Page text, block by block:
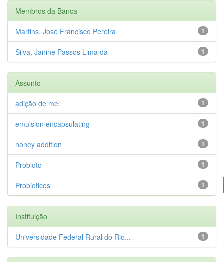
Membros da Banca
1
Martins, José Francisco Pereira
1
Silva, Janine Passos Lima da
Assunto
1
adição de mel
1
emulsion encapsulating
1
honey addition
1
Probiotc
1
Probioticos
Instituição
1
Universidade Federal Rural do Rio...